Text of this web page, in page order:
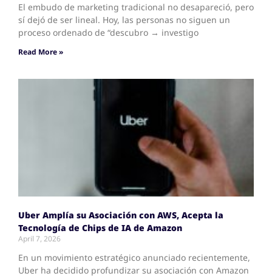
El embudo de marketing tradicional no desapareció, pero
sí dejó de ser lineal. Hoy, las personas no siguen un
proceso ordenado de “descubro → investigo
Read More »
Uber Amplía su Asociación con AWS, Acepta la
Tecnología de Chips de IA de Amazon
April 7, 2026
En un movimiento estratégico anunciado recientemente,
Uber ha decidido profundizar su asociación con Amazon